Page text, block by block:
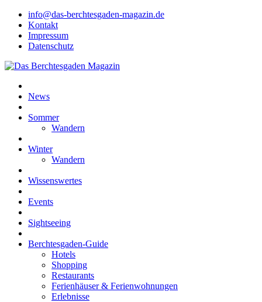
info@das-berchtesgaden-magazin.de
Kontakt
Impressum
Datenschutz
News
Sommer
Wandern
Winter
Wandern
Wissenswertes
Events
Sightseeing
Berchtesgaden-Guide
Hotels
Shopping
Restaurants
Ferienhäuser & Ferienwohnungen
Erlebnisse